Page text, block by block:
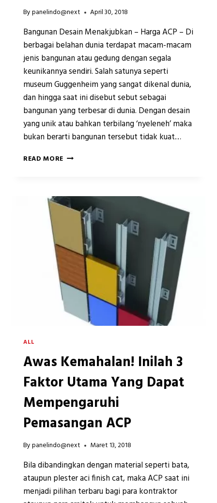
Bypanelindo@next April 30, 2018
Bangunan Desain Menakjubkan – Harga ACP – Di
berbagai belahan dunia terdapat macam-macam
jenis bangunan atau gedung dengan segala
keunikannya sendiri. Salah satunya seperti
museum Guggenheim yang sangat dikenal dunia,
dan hingga saat ini disebut sebut sebagai
bangunan yang terbesar di dunia. Dengan desain
yang unik atau bahkan terbilang ‘nyeleneh’ maka
bukan berarti bangunan tersebut tidak kuat…
READ MORE 5
PALING
RUMIT
DUNIA
DENGAN
DESAIN
YANG
MENAKJUBKAN
ALL
Awas Kemahalan! Inilah 3
Faktor Utama Yang Dapat
Mempengaruhi
Pemasangan ACP
Bypanelindo@next Maret 13, 2018
Bila dibandingkan dengan material seperti bata,
ataupun plester aci finish cat, maka ACP saat ini
menjadi pilihan terbaru bagi para kontraktor